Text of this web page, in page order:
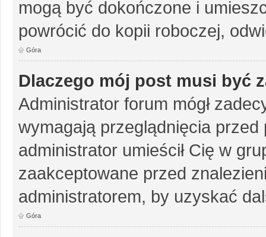
mogą być dokończone i
powrócić do kopii roboczej,
Góra
Dlaczego mój post musi być
Administrator forum mógł
wymagają przeglądnięcia
administrator umieścił Cię w
zaakceptowane przed
administratorem, by uzyskać
Góra